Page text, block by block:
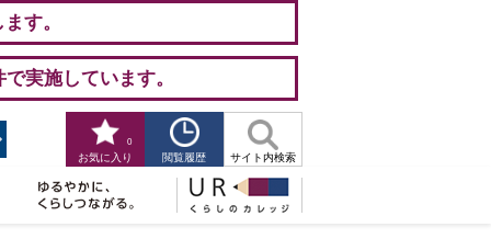
す。
実施しています。
お気に入り
0
閲覧履歴 サイト内検索